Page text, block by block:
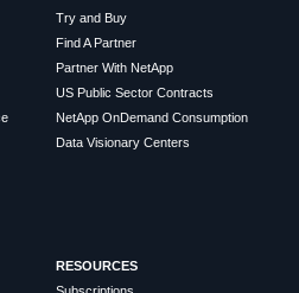
Try and Buy
Find A Partner
Partner With NetApp
US Public Sector Contracts
NetApp OnDemand Consumption
Data Visionary Centers
RESOURCES